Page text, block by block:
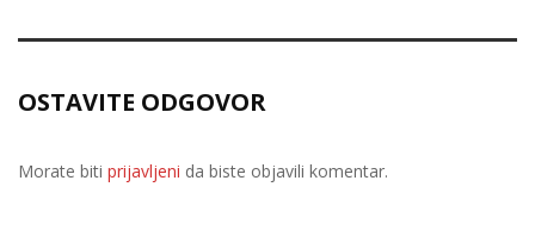
OSTAVITE ODGOVOR
Morate biti prijavljeni da biste objavili komentar.